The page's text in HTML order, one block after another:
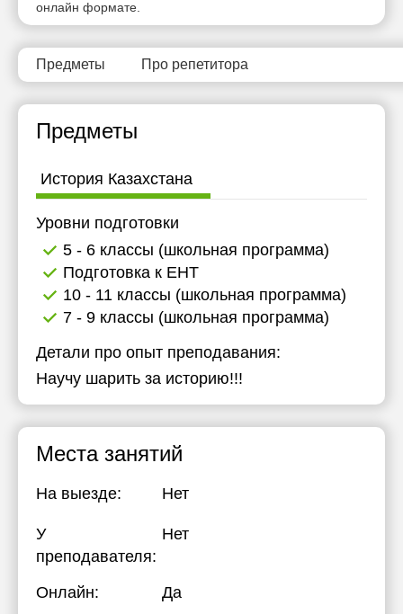
онлайн формате.
Предметы Про репетитора
Предметы
История Казахстана
Уровни подготовки
5 - 6 классы (школьная программа)
Подготовка к ЕНТ
10 - 11 классы (школьная программа)
7 - 9 классы (школьная программа)
Детали про опыт преподавания:
Научу шарить за историю!!!
Места занятий
На выезде: Нет
У
преподавателя:
Нет
Онлайн: Да
15:00
15:30
16:00
17:00
17:30
18:00